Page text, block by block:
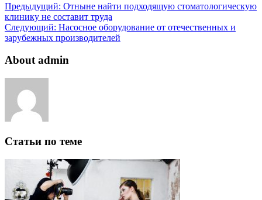
Предыдущий: Отныне найти подходящую стоматологическую
клинику не составит труда
Следующий: Насосное оборудование от отечественных и
зарубежных производителей
About admin
Статьи по теме